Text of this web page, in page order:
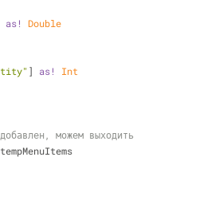
as!
Double
] as!
Int
можем выходить
tempMenuItems